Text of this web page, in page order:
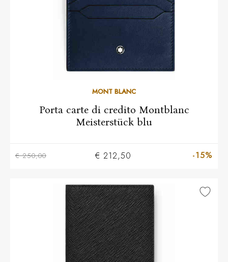
MONT BLANC
Porta carte di credito Montblanc
Meisterstück blu
€ 250,00 € 212,50 -15%